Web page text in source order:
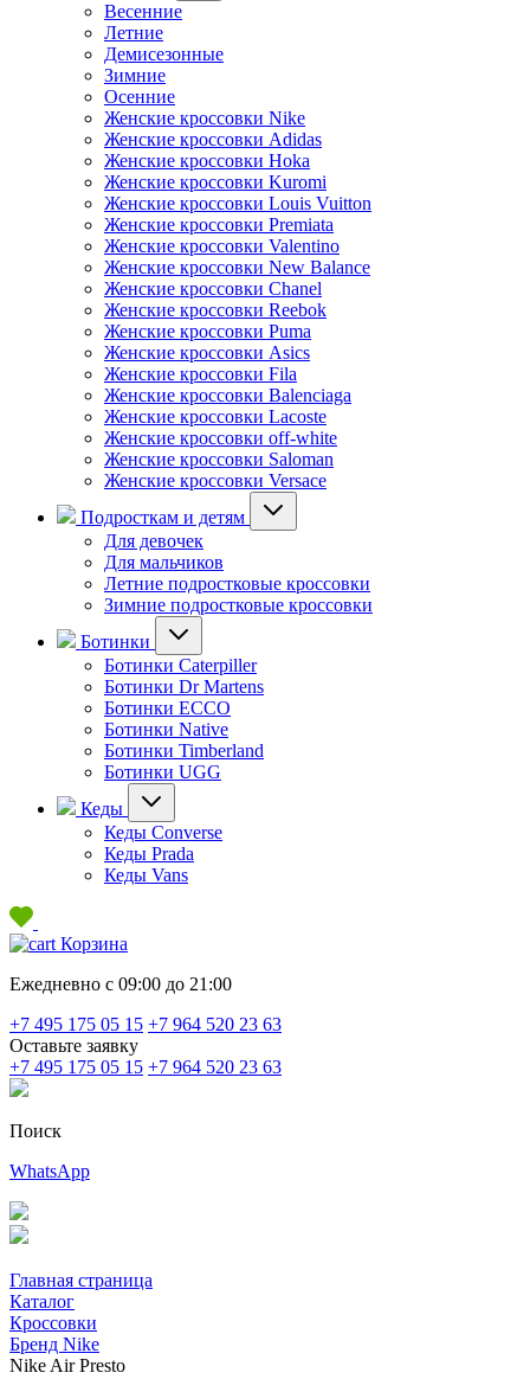
Весенние
Летние
Демисезонные
Зимние
Осенние
Женские кроссовки Nike
Женские кроссовки Adidas
Женские кроссовки Hoka
Женские кроссовки Kuromi
Женские кроссовки Louis Vuitton
Женские кроссовки Premiata
Женские кроссовки Valentino
Женские кроссовки New Balance
Женские кроссовки Chanel
Женские кроссовки Reebok
Женские кроссовки Puma
Женские кроссовки Asics
Женские кроссовки Fila
Женские кроссовки Balenciaga
Женские кроссовки Lacoste
Женские кроссовки off-white
Женские кроссовки Saloman
Женские кроссовки Versace
Подросткам и детям
Для девочек
Для мальчиков
Летние подростковые кроссовки
Зимние подростковые кроссовки
Ботинки
Ботинки Caterpiller
Ботинки Dr Martens
Ботинки ECCO
Ботинки Native
Ботинки Timberland
Ботинки UGG
Кеды
Кеды Converse
Кеды Prada
Кеды Vans
Корзина
Ежедневно с 09:00 до 21:00
+7 495 175 05 15 +7 964 520 23 63
Оставьте заявку
+7 495 175 05 15 +7 964 520 23 63
Поиск
WhatsApp
Главная страница
Каталог
Кроссовки
Бренд Nike
Nike Air Presto